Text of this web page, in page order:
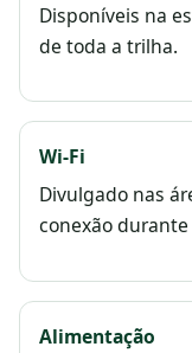
Disponíveis na
de toda a trilha.
Wi-Fi
Divulgado nas
conexão
Alimentação